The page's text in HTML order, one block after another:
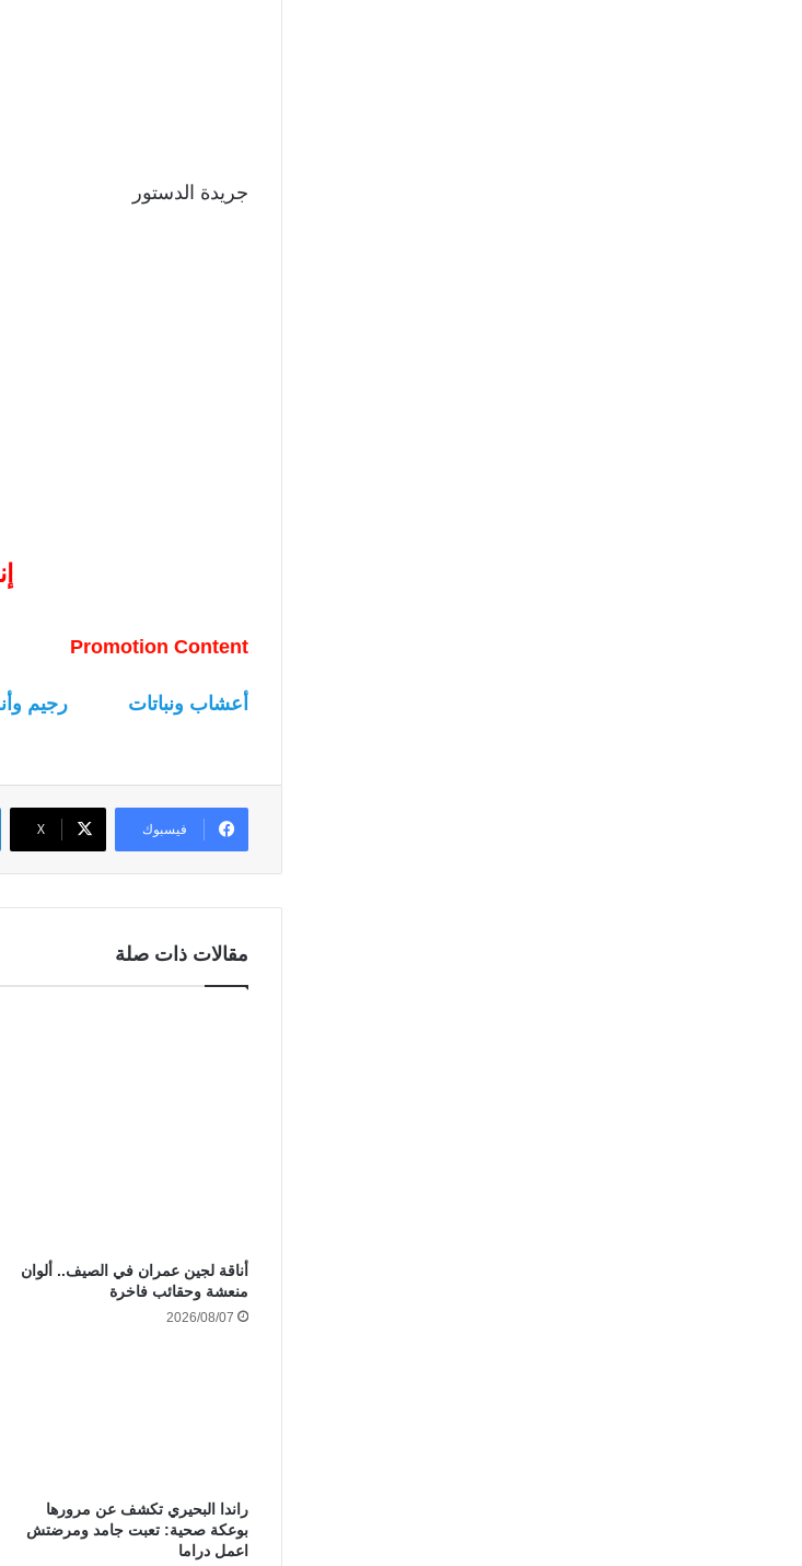
جريدة الدستور
Promotion Content
أعشاب ونباتات رجيم
فيسبوك ‫X
مقالات ذات صلة
أناقة لجين عمران في الصيف.. ألوان
منعشة وحقائب فاخرة
2026/08/07
راندا البحيري تكشف عن مرورها
بوعكة صحية: تعبت جامد ومرضتش
اعمل دراما